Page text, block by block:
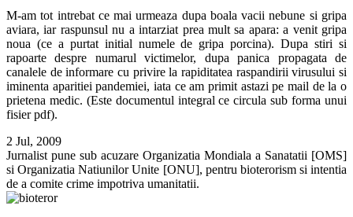
M-am tot intrebat ce mai urmeaza dupa boala vacii nebune si gripa
aviara, iar raspunsul nu a intarziat prea mult sa apara: a venit gripa
noua (ce a purtat initial numele de gripa porcina). Dupa stiri si
rapoarte despre numarul victimelor, dupa panica propagata de
canalele de informare cu privire la rapiditatea raspandirii virusului si
iminenta aparitiei pandemiei, iata ce am primit astazi pe mail de la o
prietena medic. (Este documentul integral ce circula sub forma unui
fisier pdf).
2 Jul, 2009
Jurnalist pune sub acuzare Organizatia Mondiala a Sanatatii [OMS]
si Organizatia Natiunilor Unite [ONU], pentru bioterorism si intentia
de a comite crime impotriva umanitatii.